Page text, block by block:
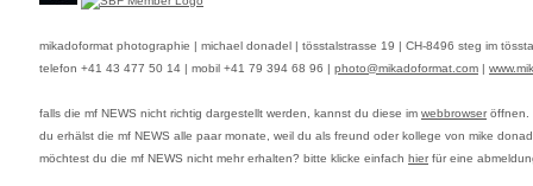
mikadoformat photographie | michael donadel | tösstalstrasse 19 | CH-8496 steg im
telefon +41 43 477 50 14 | mobil +41 79 394 68 96 | photo@mikadoformat.com |
falls die mf NEWS nicht richtig dargestellt werden, kannst du diese im webbrowseröffnen.
du erhälst die mf NEWS alle paar monate, weil du als freund oder kollege von mike
möchtest du die mf NEWS nicht mehr erhalten? bitte klicke einfach hierfür eine